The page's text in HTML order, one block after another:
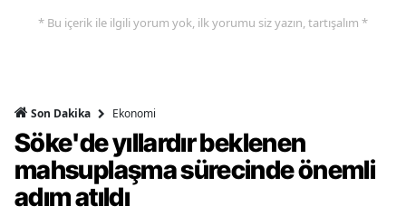
* Bu içerik ile ilgili yorum yok, ilk yorumu siz yazın, tartışalım *
Son Dakika Ekonomi
Söke'de yıllardır beklenen
mahsuplaşma sürecinde önemli
adım atıldı